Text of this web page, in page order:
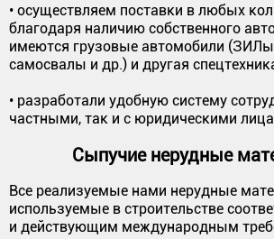
• осуществляем поставки в любых
благодаря наличию собственного
имеются грузовые автомобили
самосвалы и др.) и другая
• разработали удобную систему
частными, так и с юридическими
Сыпучие нерудные
Все реализуемые нами нерудные
используемые в строительстве
и действующим международным